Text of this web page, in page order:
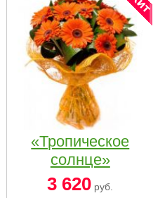
«Тропическое
солнце»
3 620 руб.